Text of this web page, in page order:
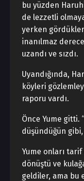
bu yüzden
de lezzetli
yerken
inanılmaz
uzandı ve sızdı.
Uyandığında,
köyleri
raporu vardı.
Önce Yume gitti.
düşündüğün
Yume onları
dönüştü ve
geldiler, ama bu